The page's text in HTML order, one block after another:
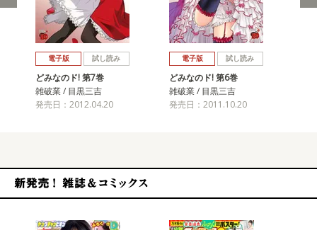
電子版 試し読み
どみなのド! 第7巻
雑破業 / 目黒三吉
発売日：2012.04.20
電子版 試し読み
どみなのド! 第6巻
雑破業 / 目黒三吉
発売日：2011.10.20